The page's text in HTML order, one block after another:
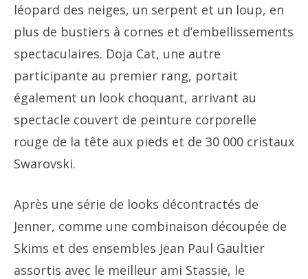
léopard des neiges, un serpent et un loup, en
plus de bustiers à cornes et d’embellissements
spectaculaires. Doja Cat, une autre
participante au premier rang, portait
également un look choquant, arrivant au
spectacle couvert de peinture corporelle
rouge de la tête aux pieds et de 30 000 cristaux
Swarovski.
Après une série de looks décontractés de
Jenner, comme une combinaison découpée de
Skims et des ensembles Jean Paul Gaultier
assortis avec le meilleur ami Stassie, le